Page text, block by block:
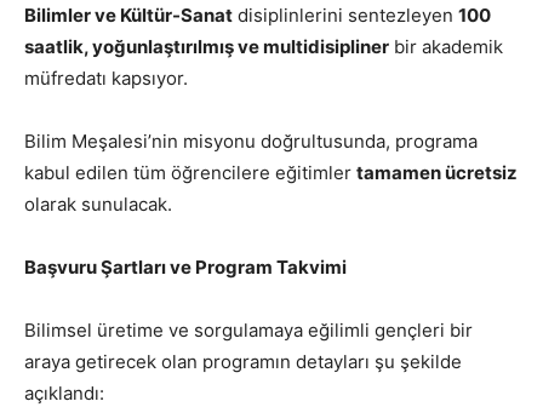
Bilimler ve Kültür-Sanat disiplinlerini sentezleyen 100
saatlik, yoğunlaştırılmış ve multidisipliner bir akademik
müfredatı kapsıyor.
Bilim Meşalesi’nin misyonu doğrultusunda, programa
kabul edilen tüm öğrencilere eğitimler tamamen ücretsiz
olarak sunulacak.
Başvuru Şartları ve Program Takvimi
Bilimsel üretime ve sorgulamaya eğilimli gençleri bir
araya getirecek olan programın detayları şu şekilde
açıklandı: